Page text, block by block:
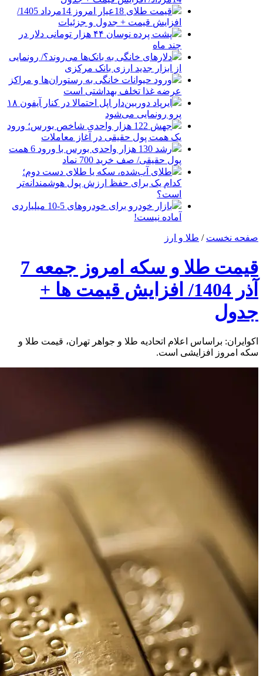
قیمت طلای 18عیار امروز 14مرداد 1405/
افزایش قیمت + جدول و جزئیات
پشت پرده نوسان ۴۴ هزار تومانی دلار در
چند ماه
دلارهای خانگی به بانک‌ها می‌روند؟/ رونمایی
از ابزار جدید ارزی بانک مرکزی
ورود حیوانات خانگی به رستوران‌ها و مراکز
عرضه غذا تخلف بهداشتی است
ایرپاد دوربین‌دار اپل احتمالا در کنار آیفون ۱۸
پرو رونمایی می‌شود
جهش 122 هزار واحدی شاخص بورس؛ ورود
یک همت پول حقیقی در آغاز معاملات
رشد 130 هزار واحدی بورس با ورود 6 همت
پول حقیقی/ صف خرید 700 نماد
طلای آب‌شده، سکه یا طلای دست دوم؛
کدام یک برای حفظ ارزش پول هوشمندانه‌تر
است؟
بازار خودرو برای خودروهای 5-10 میلیاردی
آماده نیست!
صفحه نخست / طلا و ارز
قیمت طلا و سکه امروز جمعه 7
آذر 1404/ افزایش قیمت ها +
جدول
اکوایران: براساس اعلام اتحادیه طلا و جواهر تهران، قیمت طلا و
سکه امروز افزایشی است.